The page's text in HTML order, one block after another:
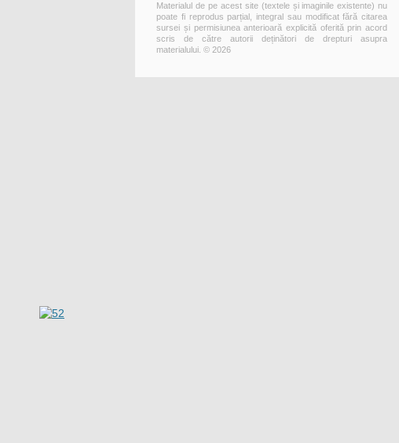
Materialul de pe acest site (textele și imaginile existente) nu
poate fi reprodus parțial, integral sau modificat fără citarea
sursei și permisiunea anterioară explicită oferită prin acord
scris de către autorii deținători de drepturi asupra
materialului. © 2026